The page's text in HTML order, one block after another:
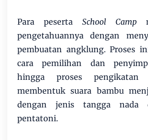
Para peserta School Camp
pengetahuannya dengan
pembuatan angklung. Proses
cara pemilihan dan
hingga proses
membentuk suara bambu
dengan jenis tangga nada
pentatoni.